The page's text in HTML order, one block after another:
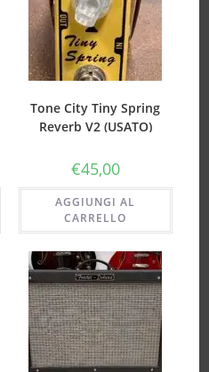
Tone City Tiny Spring
Reverb V2 (USATO)
€45,00
AGGIUNGI AL
CARRELLO